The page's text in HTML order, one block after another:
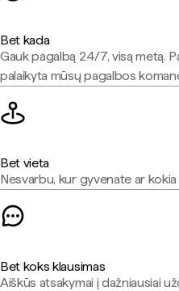
Bet kada
Gauk pagalbą 24/7, visą metą.
palaikyta mūsų pagalbos
Bet vieta
Nesvarbu, kur gyvenate ar
Bet koks klausimas
Aiškūs atsakymai į dažniausiai